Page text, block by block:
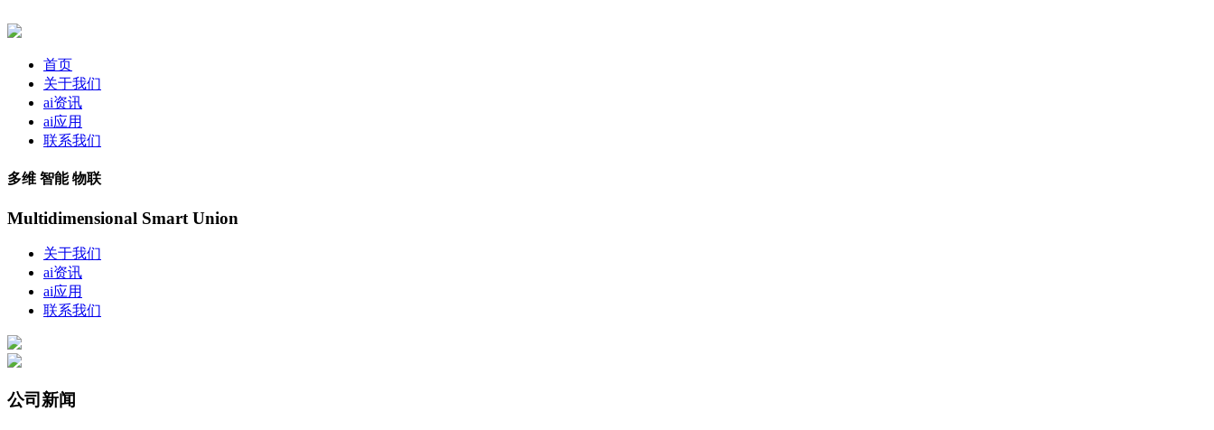
首页
关于我们
ai资讯
ai应用
联系我们
多维 智能 物联
Multidimensional Smart Union
关于我们
ai资讯
ai应用
联系我们
公司新闻